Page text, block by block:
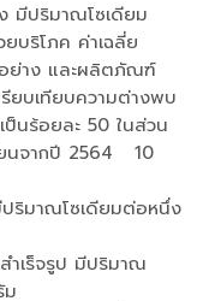
มีปริมาณโซเดียม
ริโภค ค่าเฉลี่ย
ย่าง และผลิตภัณฑ์
ยบเทียบความต่างพบ
นร้อยละ 50 ในส่วน
ยนจากปี 2564 10
ปริมาณโซเดียมต่อหนึ่ง
ำเร็จรูป มีปริมาณ
ม